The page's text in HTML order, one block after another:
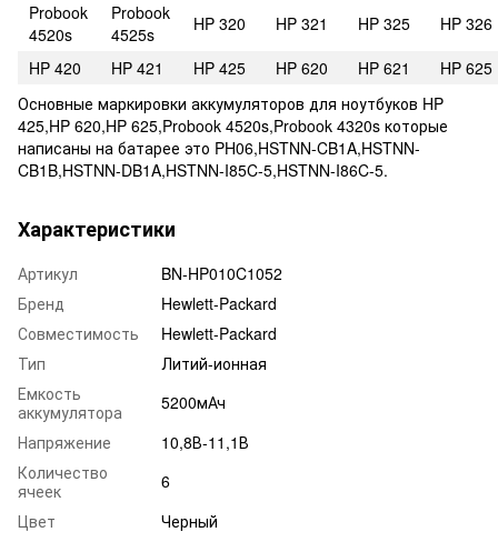
Probook
4520s
Probook
4525s
HP 320 HP 321 HP 325
HP 326
HP 420
HP 421 HP 425 HP 620 HP 621
HP 625
Основные маркировки аккумуляторов для ноутбуков HP
425,HP 620,HP 625,Probook 4520s,Probook 4320s которые
написаны на батарее это PH06,HSTNN-CB1A,HSTNN-
CB1B,HSTNN-DB1A,HSTNN-I85C-5,HSTNN-I86C-5.
Характеристики
Артикул
BN-HP010C1052
Бренд
Hewlett-Packard
Совместимость
Hewlett-Packard
Тип
Литий-ионная
Емкость
аккумулятора
5200мАч
Напряжение
10,8В-11,1В
Количество
ячеек
6
Цвет
Черный